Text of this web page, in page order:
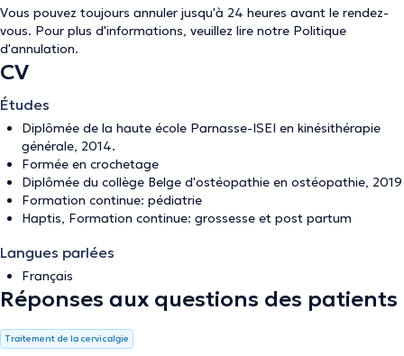
Vous pouvez toujours annuler jusqu'à 24 heures avant le rendez-
vous. Pour plus d'informations, veuillez lire notre Politique
d'annulation.
CV
Études
Diplômée de la haute école Parnasse-ISEI en kinésithérapie
générale, 2014.
Formée en crochetage
Diplômée du collège Belge d'ostéopathie en ostéopathie, 2019
Formation continue: pédiatrie
Haptis, Formation continue: grossesse et post partum
Langues parlées
Français
Réponses aux questions des patients
Traitement de la cervicalgie